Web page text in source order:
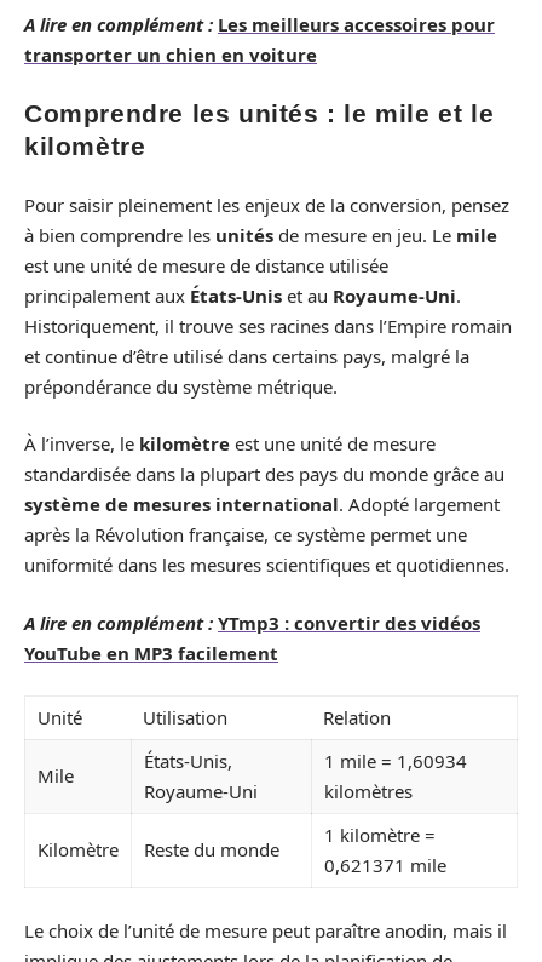
A lire en complément : Les meilleurs accessoires pour
transporter un chien en voiture
Comprendre les unités : le mile et le
kilomètre
Pour saisir pleinement les enjeux de la conversion, pensez
à bien comprendre les unités de mesure en jeu. Le mile
est une unité de mesure de distance utilisée
principalement aux États-Unis et au Royaume-Uni.
Historiquement, il trouve ses racines dans l’Empire romain
et continue d’être utilisé dans certains pays, malgré la
prépondérance du système métrique.
À l’inverse, le kilomètre est une unité de mesure
standardisée dans la plupart des pays du monde grâce au
système de mesures international. Adopté largement
après la Révolution française, ce système permet une
uniformité dans les mesures scientifiques et quotidiennes.
A lire en complément : YTmp3 : convertir des vidéos
YouTube en MP3 facilement
Unité Utilisation Relation
Mile
États-Unis,
Royaume-Uni
1 mile = 1,60934
kilomètres
Kilomètre Reste du monde
1 kilomètre =
0,621371 mile
Le choix de l’unité de mesure peut paraître anodin, mais il